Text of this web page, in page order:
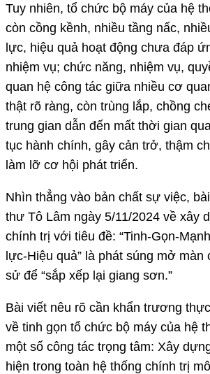
Tuy nhiên, tổ chức bộ máy của hệ
còn cồng kềnh, nhiều tầng nấc,
lực, hiệu quả hoạt động chưa đáp
nhiệm vụ; chức năng, nhiệm vụ,
quan hệ công tác giữa nhiều cơ
thật rõ ràng, còn trùng lắp, chồng
trung gian dẫn đến mất thời gian
tục hành chính, gây cản trở, thậm
làm lỡ cơ hội phát triển.
Nhìn thẳng vào bản chất sự việc,
thư Tô Lâm ngày 5/11/2024 về xây
chính trị với tiêu đề: “Tinh-Gọn-
lực-Hiệu quả” là phát súng mở màn
sử để “sắp xếp lại giang sơn.”
Bài viết nêu rõ cần khẩn trương
về tinh gọn tổ chức bộ máy của hệ
một số công tác trọng tâm: Xây
hiện trong toàn hệ thống chính trị